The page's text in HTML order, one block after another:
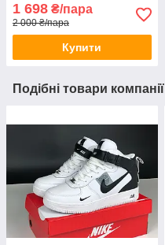
1 698 ₴/пара
2 000 ₴/пара
Купити
Подібні товари компанії